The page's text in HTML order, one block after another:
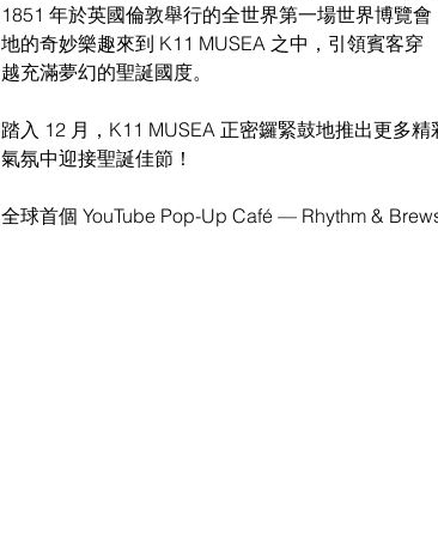
1851 年於英國倫敦舉行的全世界第一場世界博覽
地的奇妙樂趣來到 K11 MUSEA 之中，引領賓客穿
越充滿夢幻的聖誕國度。
踏入 12 月，K11 MUSEA 正密鑼緊鼓地推出更多
氣氛中迎接聖誕佳節！
全球首個 YouTube Pop-Up Café — Rhythm &